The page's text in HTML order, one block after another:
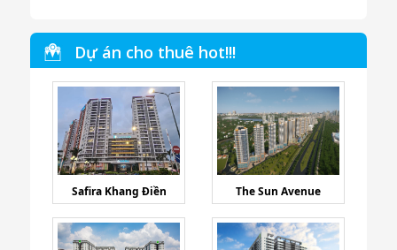
Dự án cho thuê hot!!!
Safira Khang Điền The Sun Avenue